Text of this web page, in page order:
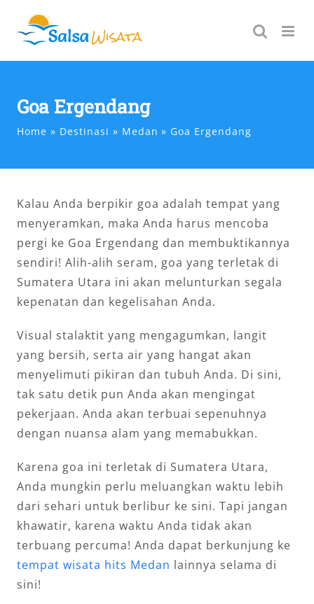
content
Goa Ergendang
Home Destinasi Medan Goa Ergendang
Kalau Anda berpikir goa adalah tempat yang
menyeramkan, maka Anda harus mencoba
pergi ke Goa Ergendang dan membuktikannya
sendiri! Alih-alih seram, goa yang terletak di
Sumatera Utara ini akan melunturkan segala
kepenatan dan kegelisahan Anda.
Visual stalaktit yang mengagumkan, langit
yang bersih, serta air yang hangat akan
menyelimuti pikiran dan tubuh Anda. Di sini,
tak satu detik pun Anda akan mengingat
pekerjaan. Anda akan terbuai sepenuhnya
dengan nuansa alam yang memabukkan.
Karena goa ini terletak di Sumatera Utara,
Anda mungkin perlu meluangkan waktu lebih
dari sehari untuk berlibur ke sini. Tapi jangan
khawatir, karena waktu Anda tidak akan
terbuang percuma! Anda dapat berkunjung ke
tempat wisata hits Medan lainnya selama di
sini!